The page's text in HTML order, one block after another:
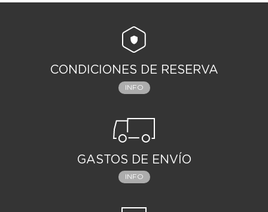
CONDICIONES DE RESERVA
INFO
GASTOS DE ENVÍO
INFO